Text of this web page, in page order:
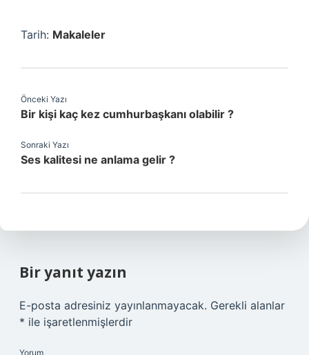
Tarih: Makaleler
Önceki Yazı
Bir kişi kaç kez cumhurbaşkanı olabilir ?
Sonraki Yazı
Ses kalitesi ne anlama gelir ?
Bir yanıt yazın
E-posta adresiniz yayınlanmayacak. Gerekli alanlar
* ile işaretlenmişlerdir
Yorum